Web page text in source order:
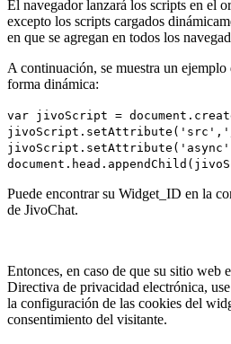
El navegador lanzará los scripts en el
excepto los scripts cargados
en que se agregan en todos los
A continuación, se muestra un
forma dinámica:
var jivoScript =
jivoScript.setAttribute('src','//
Puede encontrar su Widget_ID en la
de JivoChat.
Entonces, en caso de que su sitio web
Directiva de privacidad electrónica,
la configuración de las cookies del
consentimiento del visitante.